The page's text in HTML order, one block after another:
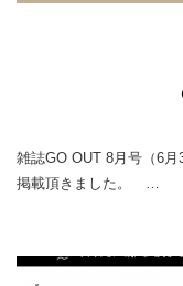
雑誌GO OUT 8月号（6月
掲載頂きました。 …